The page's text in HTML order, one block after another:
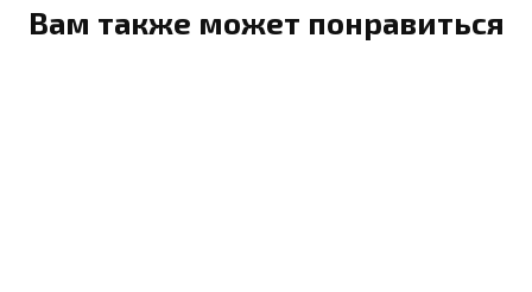
Вам также может понравиться